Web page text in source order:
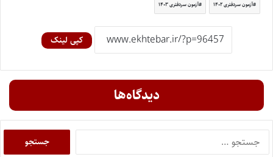
آزمون سردفتری ۱۴۰۲ آزمون سردفتری ۱۴۰۳
کپی لینک
دیدگاه‌ها